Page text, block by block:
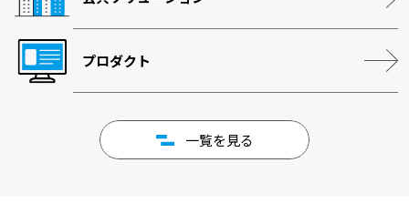
プロダクト
一覧を見る